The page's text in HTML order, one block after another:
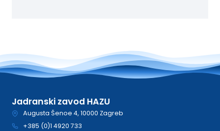
Jadranski zavod HAZU
Augusta Šenoe 4, 10000 Zagreb
+385 (0)1 4920 733